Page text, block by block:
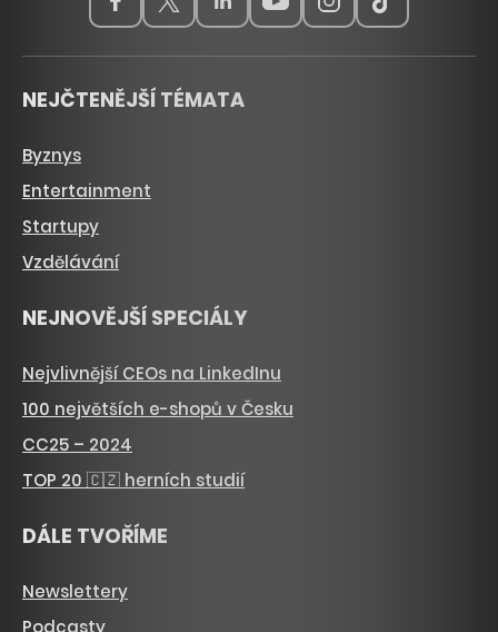
NEJČTENĚJŠÍ TÉMATA
Byznys
Entertainment
Startupy
Vzdělávání
NEJNOVĚJŠÍ SPECIÁLY
Nejvlivnější CEOs na LinkedInu
100 největších e-shopů v Česku
CC25 – 2024
TOP 20 🇨🇿 herních studií
DÁLE TVOŘÍME
Newslettery
Podcasty